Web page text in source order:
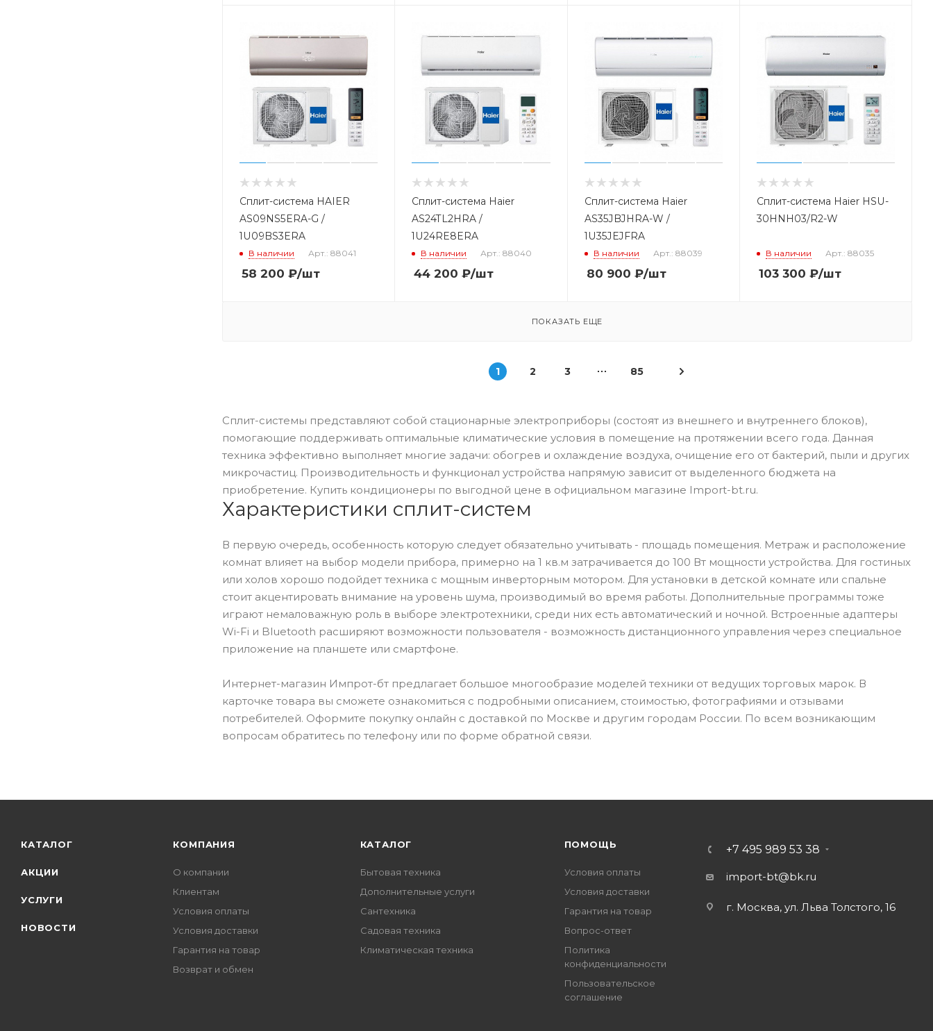
Сплит-система HAIER
AS09NS5ERA-G /
1U09BS3ERA
В наличии Арт.: 88041
58 200 ₽/шт
Сплит-система Haier
AS24TL2HRA /
1U24RE8ERA
В наличии Арт.: 88040
44 200 ₽/шт
Сплит-система Haier
AS35JBJHRA-W /
1U35JEJFRA
В наличии Арт.: 88039
80 900 ₽/шт
Сплит-система Haier HSU-
30HNH03/R2-W
В наличии Арт.: 88035
103 300 ₽/шт
ПОКАЗАТЬ ЕЩЕ
1 2 3 85
Сплит-системы представляют собой стационарные электроприборы (состоят из внешнего и внутреннего блоков),
помогающие поддерживать оптимальные климатические условия в помещение на протяжении всего года. Данная
техника эффективно выполняет многие задачи: обогрев и охлаждение воздуха, очищение его от бактерий, пыли и других
микрочастиц. Производительность и функционал устройства напрямую зависит от выделенного бюджета на
приобретение. Купить кондиционеры по выгодной цене в официальном магазине Import-bt.ru.
Характеристики сплит-систем
В первую очередь, особенность которую следует обязательно учитывать - площадь помещения. Метраж и расположение
комнат влияет на выбор модели прибора, примерно на 1 кв.м затрачивается до 100 Вт мощности устройства. Для гостиных
или холов хорошо подойдет техника с мощным инверторным мотором. Для установки в детской комнате или спальне
стоит акцентировать внимание на уровень шума, производимый во время работы. Дополнительные программы тоже
играют немаловажную роль в выборе электротехники, среди них есть автоматический и ночной. Встроенные адаптеры
Wi-Fi и Bluetooth расширяют возможности пользователя - возможность дистанционного управления через специальное
приложение на планшете или смартфоне.
Интернет-магазин Импрот-бт предлагает большое многообразие моделей техники от ведущих торговых марок. В
карточке товара вы сможете ознакомиться с подробными описанием, стоимостью, фотографиями и отзывами
потребителей. Оформите покупку онлайн с доставкой по Москве и другим городам России. По всем возникающим
вопросам обратитесь по телефону или по форме обратной связи.
КАТАЛОГ
АКЦИИ
УСЛУГИ
НОВОСТИ
КОМПАНИЯ
О компании
Клиентам
Условия оплаты
Условия доставки
Гарантия на товар
Возврат и обмен
КАТАЛОГ
Бытовая техника
Дополнительные услуги
Сантехника
Садовая техника
Климатическая техника
ПОМОЩЬ
Условия оплаты
Условия доставки
Гарантия на товар
Вопрос-ответ
Политика
конфиденциальности
Пользовательское
соглашение
+7 495 989 53 38
import-bt@bk.ru
г. Москва, ул. Льва Толстого, 16